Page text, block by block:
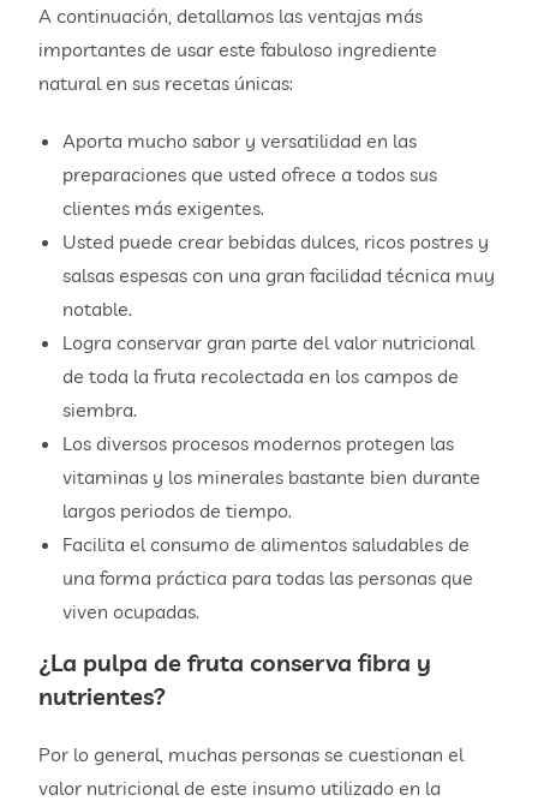
A continuación, detallamos las ventajas más
importantes de usar este fabuloso ingrediente
natural en sus recetas únicas:
Aporta mucho sabor y versatilidad en las
preparaciones que usted ofrece a todos sus
clientes más exigentes.
Usted puede crear bebidas dulces, ricos postres y
salsas espesas con una gran facilidad técnica muy
notable.
Logra conservar gran parte del valor nutricional
de toda la fruta recolectada en los campos de
siembra.
Los diversos procesos modernos protegen las
vitaminas y los minerales bastante bien durante
largos periodos de tiempo.
Facilita el consumo de alimentos saludables de
una forma práctica para todas las personas que
viven ocupadas.
¿La pulpa de fruta conserva fibra y
nutrientes?
Por lo general, muchas personas se cuestionan el
valor nutricional de este insumo utilizado en la